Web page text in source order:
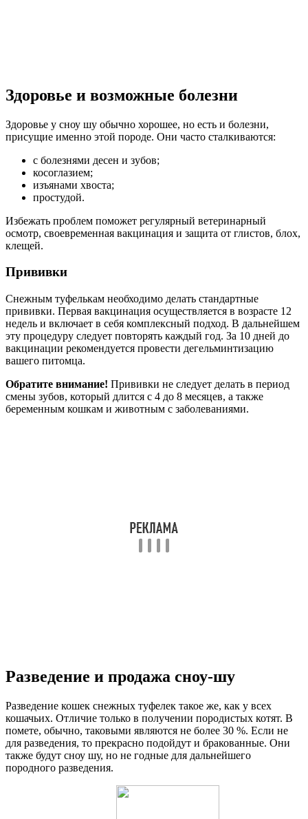
Здоровье и возможные болезни
Здоровье у сноу шу обычно хорошее, но есть и болезни,
присущие именно этой породе. Они часто сталкиваются:
с болезнями десен и зубов;
косоглазием;
изъянами хвоста;
простудой.
Избежать проблем поможет регулярный ветеринарный
осмотр, своевременная вакцинация и защита от глистов, блох,
клещей.
Прививки
Снежным туфелькам необходимо делать стандартные
прививки. Первая вакцинация осуществляется в возрасте 12
недель и включает в себя комплексный подход. В дальнейшем
эту процедуру следует повторять каждый год. За 10 дней до
вакцинации рекомендуется провести дегельминтизацию
вашего питомца.
Обратите внимание! Прививки не следует делать в период
смены зубов, который длится с 4 до 8 месяцев, а также
беременным кошкам и животным с заболеваниями.
Разведение и продажа сноу-шу
Разведение кошек снежных туфелек такое же, как у всех
кошачьих. Отличие только в получении породистых котят. В
помете, обычно, таковыми являются не более 30 %. Если не
для разведения, то прекрасно подойдут и бракованные. Они
также будут сноу шу, но не годные для дальнейшего
породного разведения.